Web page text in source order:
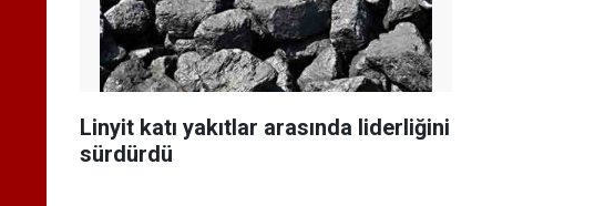
Linyit katı yakıtlar arasında liderliğini
sürdürdü